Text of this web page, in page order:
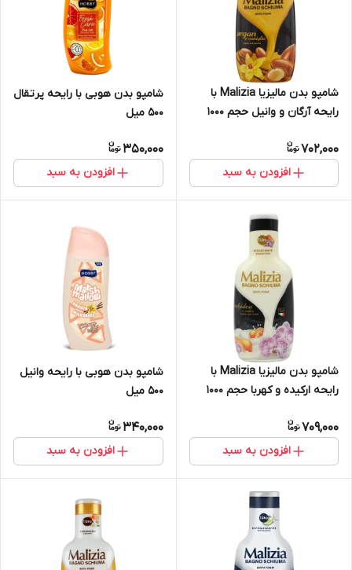
شامپو بدن مالیزیا Malizia با
رایحه آرگان و وانیل حجم 1000
702,000
افزودن به سبد
شامپو بدن هوبی با رایحه پرتقال
500 میل
350,000
افزودن به سبد
شامپو بدن مالیزیا Malizia با
رایحه ارکیده و کهربا حجم 1000
709,000
افزودن به سبد
شامپو بدن هوبی با رایحه وانیل
500 میل
340,000
افزودن به سبد